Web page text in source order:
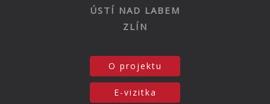
ÚSTÍ NAD LABEM
ZLÍN
O projektu
E-vizitka